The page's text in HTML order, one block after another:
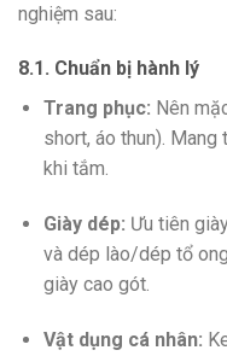
nghiệm sau:
8.1. Chuẩn bị hành lý
Trang phục: Nên
short, áo thun).
khi tắm.
Giày dép: Ưu tiên
và dép lào/dép tổ
giày cao gót.
Vật dụng cá nhân: